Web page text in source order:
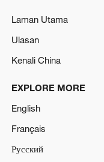
Laman Utama
Ulasan
Kenali China
EXPLORE MORE
English
Français
Русский